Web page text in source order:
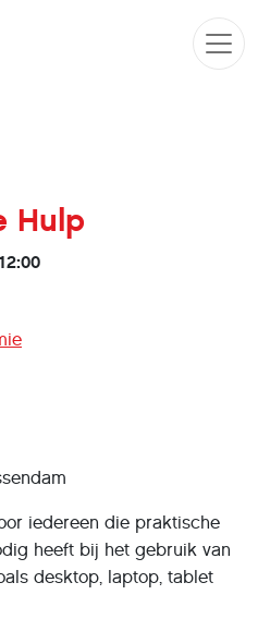
Hulp
iedereen die praktische
heeft bij het gebruik van
desktop, laptop, tablet